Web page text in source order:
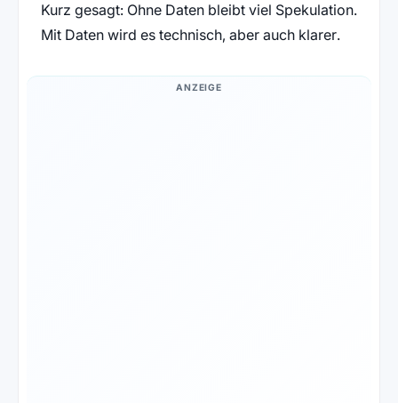
Kurz gesagt: Ohne Daten bleibt viel Spekulation.
Mit Daten wird es technisch, aber auch klarer.
ANZEIGE